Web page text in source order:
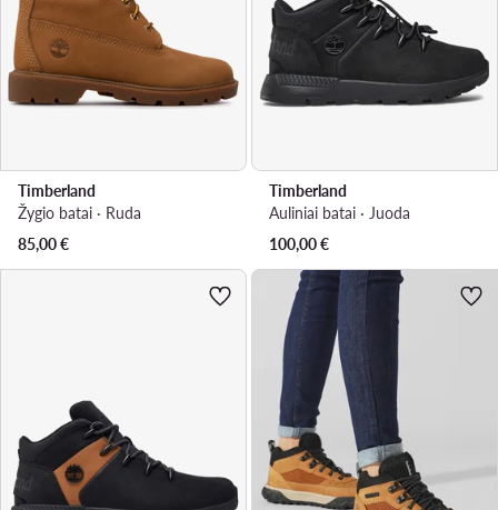
Timberland
Žygio batai · Ruda
85,00€
Timberland
Auliniai batai · Juoda
100,00€